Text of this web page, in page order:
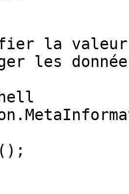
la valeur
les